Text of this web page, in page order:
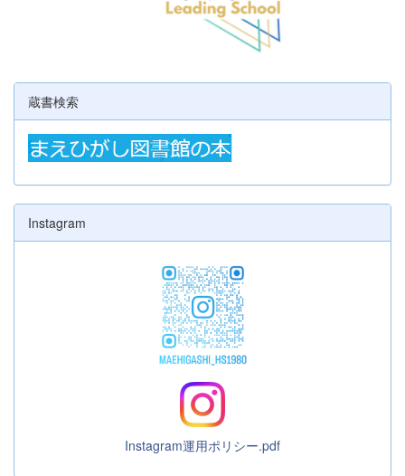
蔵書検索
Instagram
Instagram運用ポリシー.pdf